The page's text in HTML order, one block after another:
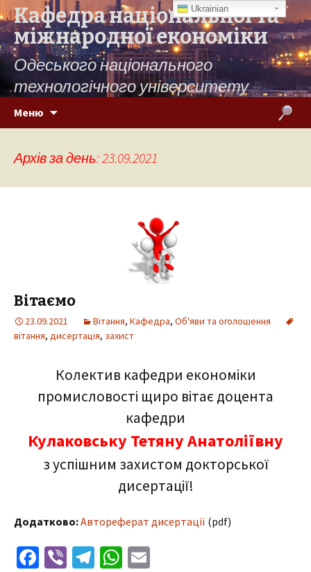
Кафедра національної та
міжнародної економіки
Одеського національного
технологічного університету
Меню Пошук:
Архів за день: 23.09.2021
Вітаємо
23.09.2021 Вітання, Кафедра, Об'яви та оголошення
вітання, дисертація, захист
Колектив кафедри економіки
промисловості щиро вітає доцента
кафедри
Кулаковську Тетяну Анатоліївну
з успішним захистом докторської
дисертації!
Додатково:Автореферат дисертації (pdf)
Facebook
ViberTelegram
WhatsApp
Ukrainian